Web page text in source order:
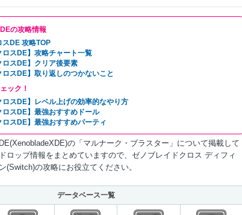
の攻略情報
DE 攻略TOP
ロスDE】攻略チャート一覧
ロスDE】クリア後要素
ロスDE】取り返しのつかないこと
ック！
ロスDE】レベル上げの効率的なやり方
ロスDE】最強おすすめドール
ロスDE】最強おすすめパーティ
の「マルナーク・ブラスター」について掲載して
ロップ情報をまとめていますので、ゼノブレイドクロス ディフィ
(Switch)の攻略にお役立てください。
データベース一覧